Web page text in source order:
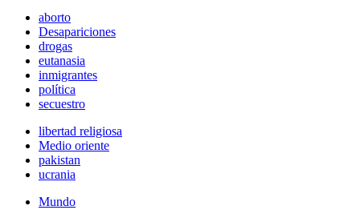
aborto
Desapariciones
drogas
eutanasia
inmigrantes
política
secuestro
libertad religiosa
Medio oriente
pakistan
ucrania
Mundo